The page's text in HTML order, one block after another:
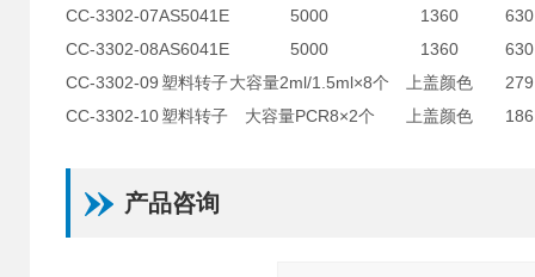
CC-3302-07AS5041E 5000 1360
CC-3302-08AS6041E 5000 1360
CC-3302-09 塑料转子大容量2ml/1.5ml×8个 上盖颜色
CC-3302-10塑料转子 大容量PCR8×2个 上盖颜色
产品咨询